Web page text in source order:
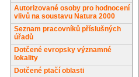
Autorizované osoby pro hodnocení
vlivů na soustavu Natura 2000
Seznam pracovníků příslušných
úřadů
Dotčené evropsky významné
lokality
Dotčené ptačí oblasti